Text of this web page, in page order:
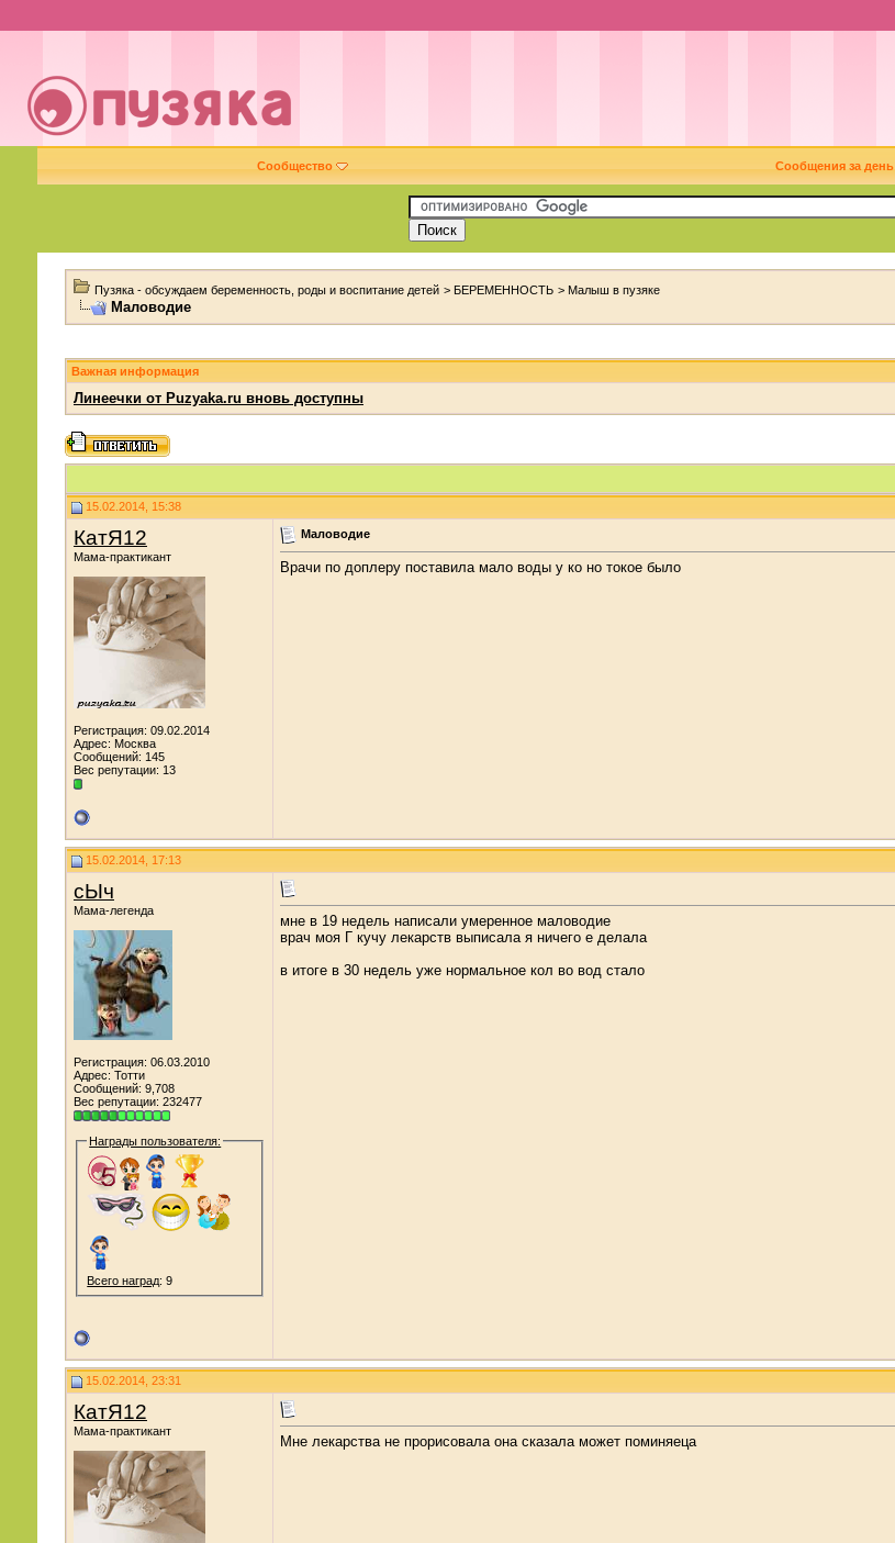
Сообщество Сообщения за день
Пузяка - обсуждаем беременность, роды и воспитание детей > БЕРЕМЕННОСТЬ > Малыш в пузяке
Маловодие
Важная информация
Линеечки от Puzyaka.ru вновь доступны
15.02.2014, 15:38
КатЯ12
Мама-практикант
Регистрация: 09.02.2014
Адрес: Москва
Сообщений: 145
Вес репутации: 13
Маловодие
Врачи по доплеру поставила мало воды у ко но токое было
15.02.2014, 17:13
сЫч
Мама-легенда
Регистрация: 06.03.2010
Адрес: Тотти
Сообщений: 9,708
Вес репутации: 232477
Награды пользователя:
Всего наград: 9
мне в 19 недель написали умеренное маловодие
врач моя Г кучу лекарств выписала я ничего е делала
в итоге в 30 недель уже нормальное кол во вод стало
15.02.2014, 23:31
КатЯ12
Мама-практикант
Мне лекарства не прорисовала она сказала может поминяеца